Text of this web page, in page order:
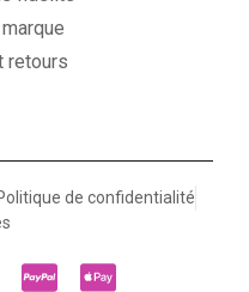
retours
de confidentialité